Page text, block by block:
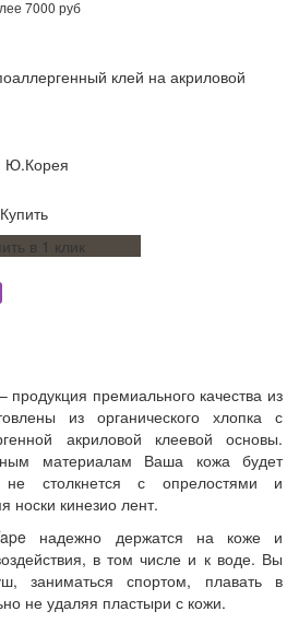
7000 руб
клей на акриловой
Ю.Корея
Купить
в 1 клик
продукция премиального качества из
из органического хлопка с
акриловой клеевой основы.
материалам Ваша кожа будет
столкнется с опрелостями и
носки кинезио лент.
надежно держатся на коже и
в том числе и к воде. Вы
заниматься спортом, плавать в
не удаляя пластыри с кожи.